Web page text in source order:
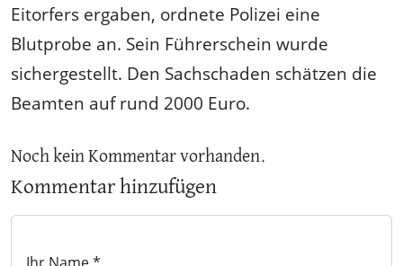
Eitorfers ergaben, ordnete Polizei eine
Blutprobe an. Sein Führerschein wurde
sichergestellt. Den Sachschaden schätzen die
Beamten auf rund 2000 Euro.
Noch kein Kommentar vorhanden.
Kommentar hinzufügen
Ihr Name *